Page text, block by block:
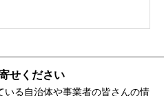
せください
る自治体や事業者の皆さんの情